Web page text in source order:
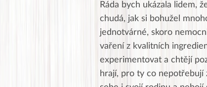
Ráda bych ukázala lidem,
chudá, jak si bohužel
jednotvárné, skoro
vaření z kvalitních
experimentovat a chtějí
hrají, pro ty co nepotřebují